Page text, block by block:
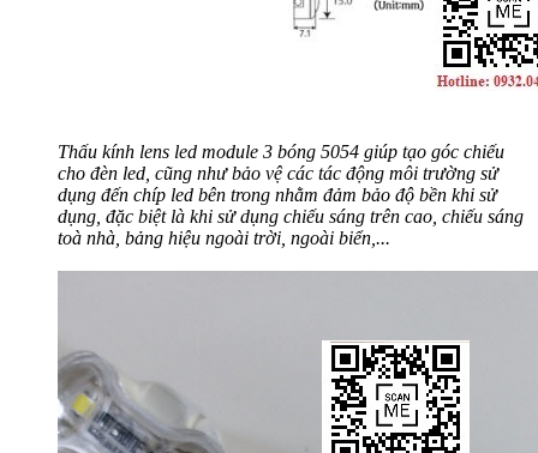
Thấu kính lens led module 3 bóng 5054 giúp tạo góc chiếu
cho đèn led, cũng như bảo vệ các tác động môi trường sử
dụng đến chíp led bên trong nhằm đảm bảo độ bền khi sử
dụng, đặc biệt là khi sử dụng chiếu sáng trên cao, chiếu sáng
toà nhà, bảng hiệu ngoài trời, ngoài biển,...